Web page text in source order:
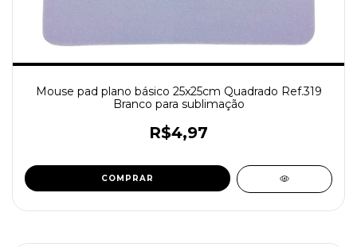
Mouse pad plano básico 25x25cm Quadrado Ref.319
Branco para sublimação
R$4,97